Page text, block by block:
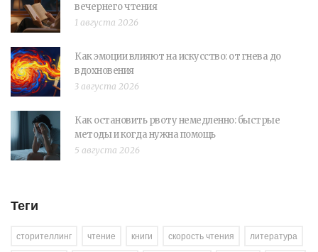
вечернего чтения
1 августа 2026
Как эмоции влияют на искусство: от гнева до
вдохновения
3 августа 2026
Как остановить рвоту немедленно: быстрые
методы и когда нужна помощь
5 августа 2026
Теги
сторителлинг чтение книги скорость чтения
литература